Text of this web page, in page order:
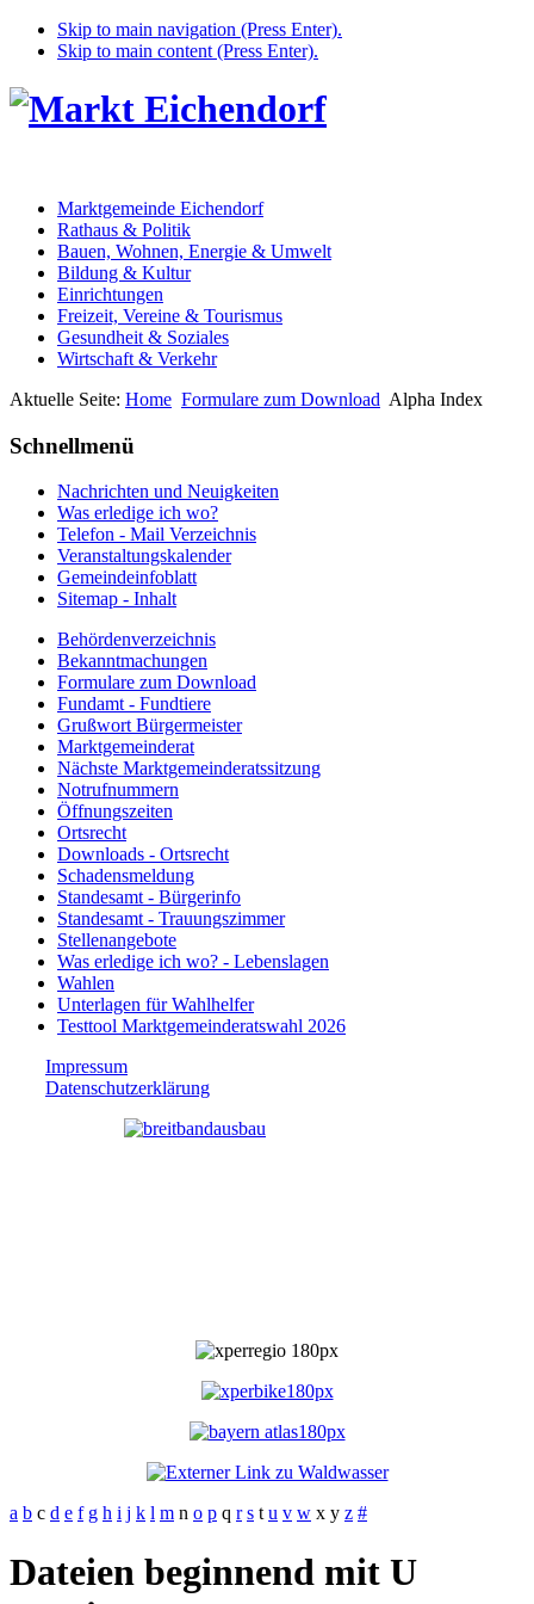
Skip to main navigation (Press Enter).
Skip to main content (Press Enter).
Marktgemeinde Eichendorf
Rathaus & Politik
Bauen, Wohnen, Energie & Umwelt
Bildung & Kultur
Einrichtungen
Freizeit, Vereine & Tourismus
Gesundheit & Soziales
Wirtschaft & Verkehr
Aktuelle Seite: Home Formulare zum Download Alpha Index
Schnellmenü
Nachrichten und Neuigkeiten
Was erledige ich wo?
Telefon - Mail Verzeichnis
Veranstaltungskalender
Gemeindeinfoblatt
Sitemap - Inhalt
Behördenverzeichnis
Bekanntmachungen
Formulare zum Download
Fundamt - Fundtiere
Grußwort Bürgermeister
Marktgemeinderat
Nächste Marktgemeinderatssitzung
Notrufnummern
Öffnungszeiten
Ortsrecht
Downloads - Ortsrecht
Schadensmeldung
Standesamt - Bürgerinfo
Standesamt - Trauungszimmer
Stellenangebote
Was erledige ich wo? - Lebenslagen
Wahlen
Unterlagen für Wahlhelfer
Testtool Marktgemeinderatswahl 2026
Impressum
Datenschutzerklärung
a b c d e f g h i j k l m n o p q r s t u v w x y z #
Dateien beginnend mit U